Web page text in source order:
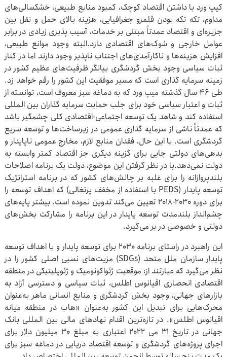
کیپ ورد با داشتن اقتصاد کوچک، کمبود منابع طبیعی، خشکسالی‌های
مداوم، تکه تکه بودن قلمرو جغرافیایی، هزینه بالای حمل و نقل بین
جزیره‌ای و اقتصاد عمدتاً مبتنی بر خدمات، آسیب پذیری زیادی در برابر
عوامل خارجی و شوک‌های اقتصادی دارد.البته وجود موانع طبیعی،
افزایش هزینه‌ها و ناکارآمدی‌های اجتناب ناپذیر وجود دارند اما در کنار
ثبات سیاسی وجود بخش گردشگری بیانگر ظرفیت‌های عظیم کشور در
زمینه سرمایه گذاری است که مسیر موفقیت این کشور را رقم خواهد زد.
طی ۴۶ سال گذشته میپ ورد که به دماغه سبز معروف است، توانسته از
ثبات و اعتبار سیاسی خود برای جلب حمایت سرمایه گذاران بین المللی
استفاده کند و شاهد یک توسعه اجتماعی-اقتصادی کلی چشمگیر باشد
که عمدتاً ناشی از سرمایه گذاری عمومی در زیرساخت‌ها و توسعه سریع
گردشگری است. با این حال، فقدان منابع لازم، مخارج عمومی ناپایدار و
بدهی‌های دولتی جایی برای گزینه دیگری جز اقتصاد کمتر وابسته به
دولت نمی‌دهد.با در نظر گرفتن این موضوع، دولت یک برنامه اصلاحات
بلندپروازانه را برای غلبه بر چالش‌های کشور که در برنامه استراتژیک
توسعه پایدار (PEDS با استفاده از مخفف پرتغالی) که اهداف توسعه را
برای دوره ۲۰۳۰-۲۰۱۸ تعیین می‌کند تدوین نموده است. بیشتر پایه‌های
چشم‌انداز بلندمدت توسعه پایدار در این برنامه را مشارکت بخش‌های
دولتی و خصوصی در بر می‌گیرد.
این راهبرد در راستای برنامه ۲۰۳۰ برای توسعه پایدار و با اهداف توسعه
پایدار سازمان ملل متحد (SDGs) مزیت‌های نسبی اصلی کشور را در
نظر می‌گیرد که عبارتند از: موقعیت ژئواکونومیک و ژئوپلیتیکی در منطقه
اقتصادی انحصاری اقیانوس اطلس، ثبات سیاسی و دسترسی آزاد به
بازارهای جهانی، وجود بخش گردشگری و منابع انسانی ماهر به‌عنوان
محرک‌هایی برای تبدیل این کشور به‌عنوان «هاب در منطقه میانه
اقیانوس اطلس». در تازه‌ترین اقدام نهادهای مالی بین المللی بانک
جهانی در تاریخ ۳۱ می ۲۰۲۲ اعتباری به مبلغ ۳۰ میلیون دلار برای
اجرای پروژه‌های گردشگری و توسعه اقتصاد دریایی در دماغه سبز برای